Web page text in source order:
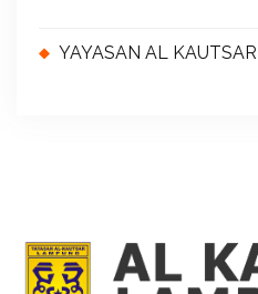
YAYASAN AL KAUTSAR